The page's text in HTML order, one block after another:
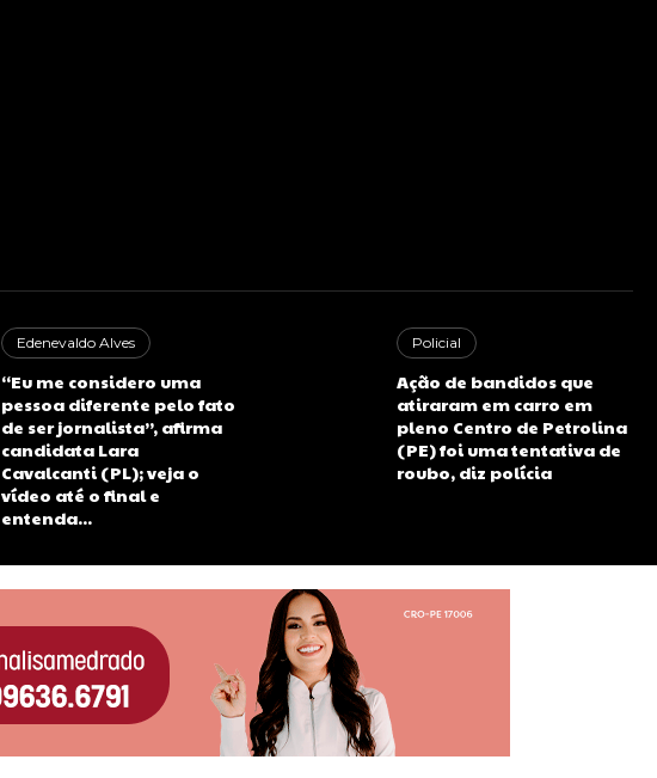
Edenevaldo Alves
“Eu me considero uma
pessoa diferente pelo fato
de ser jornalista”, afirma
candidata Lara
Cavalcanti (PL); veja o
vídeo até o final e
entenda...
Policial
Ação de bandidos que
atiraram em carro em
pleno Centro de Petrolina
(PE) foi uma tentativa de
roubo, diz polícia